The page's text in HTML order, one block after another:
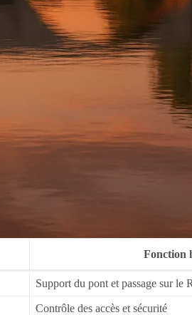
Fonction
Support du pont et passage sur le
Contrôle des accès et sécurité